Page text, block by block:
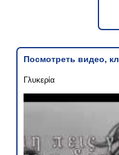
Посмотреть видео,
Γλυκερία